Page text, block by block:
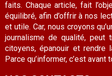
faits. Chaque article, fait
équilibré, afin d’offrir à nos
et utile. Car, nous croyons
journalisme de qualité, peut
citoyens, épanouir et
Parce qu’informer, c’est